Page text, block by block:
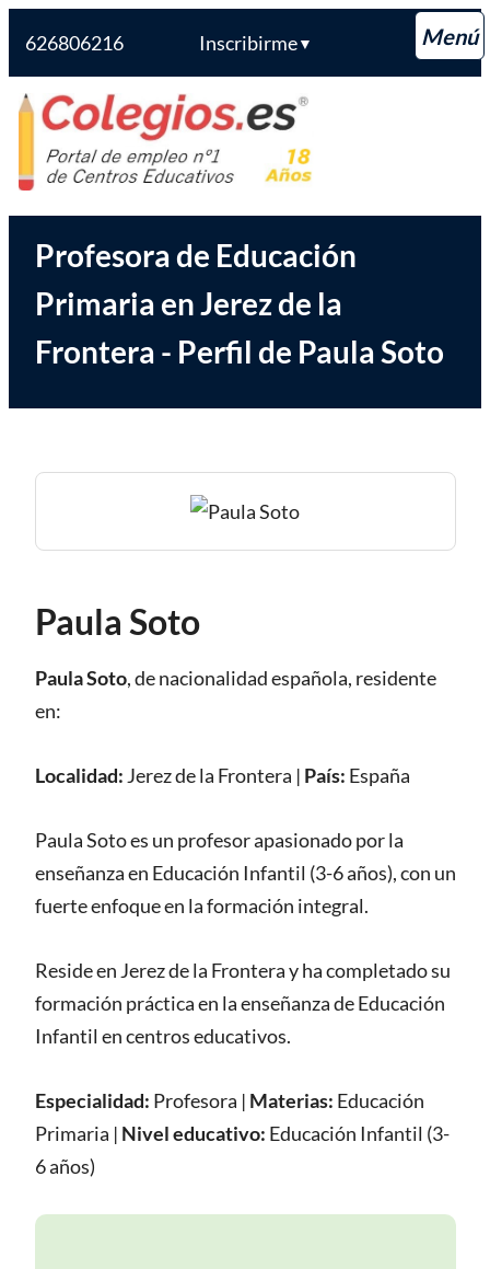
626806216 Inscribirme▼
Saltar
contenido
Profesora de Educación
Primaria en Jerez de la
Frontera - Perfil de Paula Soto
Paula Soto
Paula Soto, de nacionalidadespañola, residente
en:
Localidad:Jerez de la Frontera | País: España
Paula Soto es un profesor apasionado por la
enseñanza en Educación Infantil (3-6 años), con un
fuerte enfoque en la formación integral.
Reside en Jerez de la Frontera y ha completado su
formación práctica en la enseñanza de Educación
Infantil en centros educativos.
Especialidad: Profesora | Materias: Educación
Primaria | Nivel educativo: Educación Infantil (3-
6 años)